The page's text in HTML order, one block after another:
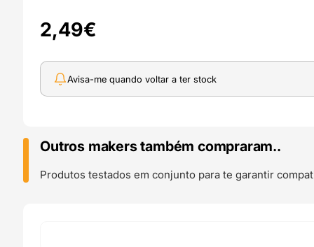
2,49€
Avisa-me quando voltar a ter stock
Outros makers também compraram..
Produtos testados em conjunto para te garantir